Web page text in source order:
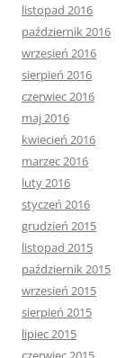
listopad 2016
październik 2016
wrzesień 2016
sierpień 2016
czerwiec 2016
maj 2016
kwiecień 2016
marzec 2016
luty 2016
styczeń 2016
grudzień 2015
listopad 2015
październik 2015
wrzesień 2015
sierpień 2015
lipiec 2015